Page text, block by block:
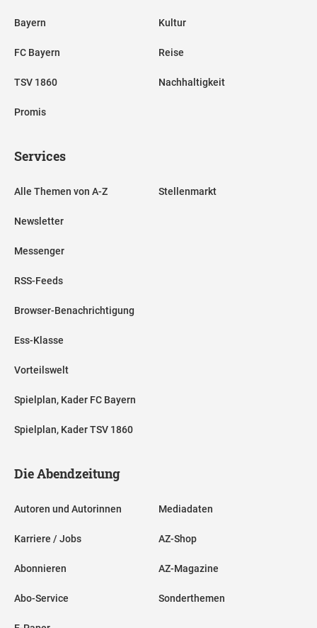
Bayern
FC Bayern
TSV 1860
Promis
Kultur
Reise
Nachhaltigkeit
Services
Alle Themen von A-Z
Newsletter
Messenger
RSS-Feeds
Browser-Benachrichtigung
Ess-Klasse
Vorteilswelt
Spielplan, Kader FC Bayern
Spielplan, Kader TSV 1860
Stellenmarkt
Die Abendzeitung
Autoren und Autorinnen
Karriere / Jobs
Abonnieren
Abo-Service
Mediadaten
AZ-Shop
AZ-Magazine
Sonderthemen